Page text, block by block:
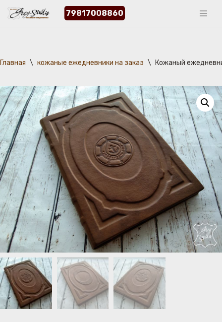
79817008860
Главная \ кожаные ежедневники на заказ \ Кожаный